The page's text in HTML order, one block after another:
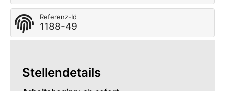
Referenz-Id
1188-49
Stellendetails